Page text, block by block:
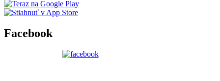
Facebook